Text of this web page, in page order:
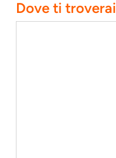
Dove ti troverai